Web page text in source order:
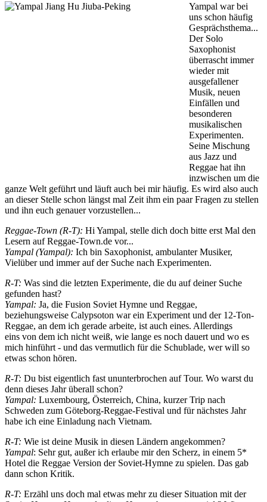
Yampal war bei
uns schon häufig
Gesprächsthema...
Der Solo
Saxophonist
überrascht immer
wieder mit
ausgefallener
Musik, neuen
Einfällen und
besonderen
musikalischen
Experimenten.
Seine Mischung
aus Jazz und
Reggae hat ihn
inzwischen um die
ganze Welt geführt und läuft auch bei mir häufig. Es wird also auch
an dieser Stelle schon längst mal Zeit ihm ein paar Fragen zu stellen
und ihn euch genauer vorzustellen...
Reggae-Town (R-T): Hi Yampal, stelle dich doch bitte erst Mal den
Lesern auf Reggae-Town.de vor...
Yampal (Yampal): Ich bin Saxophonist, ambulanter Musiker,
Vielüber und immer auf der Suche nach Experimenten.
R-T: Was sind die letzten Experimente, die du auf deiner Suche
gefunden hast?
Yampal: Ja, die Fusion Soviet Hymne und Reggae,
beziehungsweise Calypsoton war ein Experiment und der 12-Ton-
Reggae, an dem ich gerade arbeite, ist auch eines. Allerdings
eins von dem ich nicht weiß, wie lange es noch dauert und wo es
mich hinführt - und das vermutlich für die Schublade, wer will so
etwas schon hören.
R-T: Du bist eigentlich fast ununterbrochen auf Tour. Wo warst du
denn dieses Jahr überall schon?
Yampal: Luxembourg, Österreich, China, kurzer Trip nach
Schweden zum Göteborg-Reggae-Festival und für nächstes Jahr
habe ich eine Einladung nach Vietnam.
R-T: Wie ist deine Musik in diesen Ländern angekommen?
Yampal: Sehr gut, außer ich erlaube mir den Scherz, in einem 5*
Hotel die Reggae Version der Soviet-Hymne zu spielen. Das gab
dann schon Kritik.
R-T: Erzähl uns doch mal etwas mehr zu dieser Situation mit der